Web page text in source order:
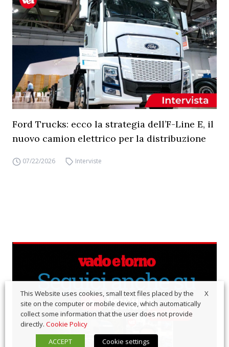
Ford Trucks: ecco la strategia dell’F-Line E, il
nuovo camion elettrico per la distribuzione
07/22/2026 Interviste
X
This Website uses cookies, small text files placed by the
site on the computer or mobile device, which automatically
collect some information that the user does not provide
directly. Cookie Policy
ACCEPT
Cookie settings